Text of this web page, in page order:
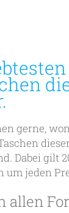
gerne,
Dabei gilt
um jeden
allen